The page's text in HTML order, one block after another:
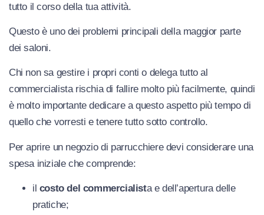
tutto il corso della tua attività.
Questo è uno dei problemi principali della maggior parte
dei saloni.
Chi non sa gestire i propri conti o delega tutto al
commercialista rischia di fallire molto più facilmente, quindi
è molto importante dedicare a questo aspetto più tempo di
quello che vorresti e tenere tutto sotto controllo.
Per aprire un negozio di parrucchiere devi considerare una
spesa iniziale che comprende:
il costo del commercialista e dell’apertura delle
pratiche;